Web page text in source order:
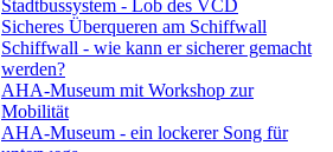
Stadtbussystem - Lob des VCD
Sicheres Überqueren am Schiffwall
Schiffwall - wie kann er sicherer gemacht
werden?
AHA-Museum mit Workshop zur
Mobilität
AHA-Museum - ein lockerer Song für